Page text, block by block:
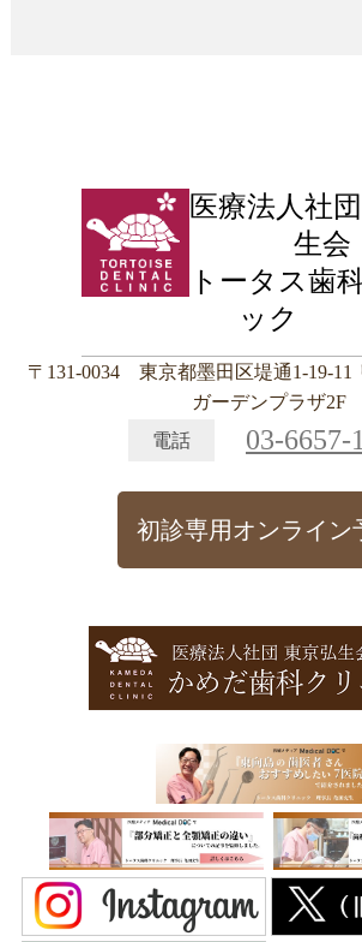
医療法人社
生会
トータス歯
ック
〒131-0034 東京都墨田区堤通1-19-11
ガーデンプラザ2F
電話
03-6657-
初診専用オンライン